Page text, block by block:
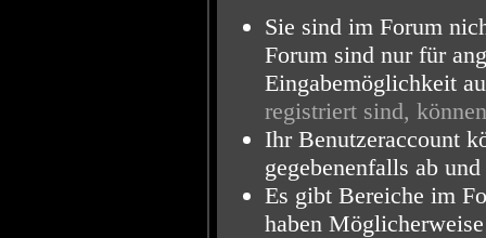
Sie sind im Forum
Forum sind nur für
Eingabemöglichkeit
registriert sind,
Ihr Benutzeraccount
gegebenenfalls ab
Es gibt Bereiche im
haben